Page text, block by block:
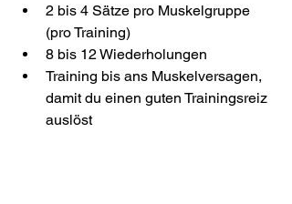
2 bis 4 Sätze pro Muskelgruppe
(pro Training)
8 bis 12 Wiederholungen
Training bis ans Muskelversagen,
damit du einen guten Trainingsreiz
auslöst